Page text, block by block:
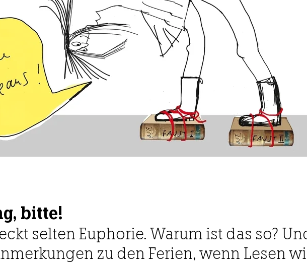
bitte!
selten Euphorie. Warum ist das so?
zu den Ferien, wenn Lesen